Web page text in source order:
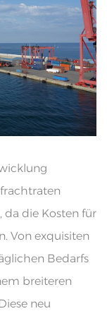
da die Kosten für
Von exquisiten
Bedarfs
breiteren
neu